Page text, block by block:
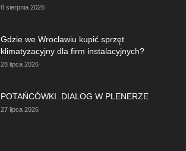
8 sierpnia 2026
Gdzie we Wrocławiu kupić sprzęt
klimatyzacyjny dla firm instalacyjnych?
28 lipca 2026
POTAŃCÓWKI. DIALOG W PLENERZE
27 lipca 2026